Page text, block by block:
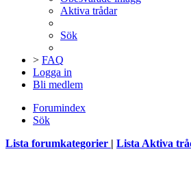
Aktiva trådar
Sök
> FAQ
Logga in
Bli medlem
Forumindex
Sök
Lista forumkategorier
Lista Aktiva